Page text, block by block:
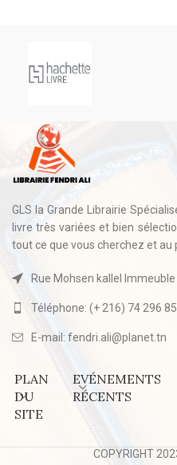
GLS la Grande Librairie
livre très variées et bien
tout ce que vous cherchez et au
Rue Mohsen kallel
Téléphone: (+ 216) 74 296
E-mail: fendri.ali@planet.tn
PLAN
DU
SITE
EVÉNEMENTS
RÉCENTS
COPYRIGHT